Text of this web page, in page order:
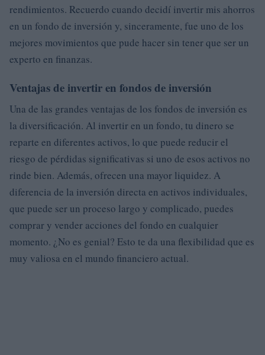
rendimientos. Recuerdo cuando decidí invertir mis ahorros
en un fondo de inversión y, sinceramente, fue uno de los
mejores movimientos que pude hacer sin tener que ser un
experto en finanzas.
Ventajas de invertir en fondos de inversión
Una de las grandes ventajas de los fondos de inversión es
la diversificación. Al invertir en un fondo, tu dinero se
reparte en diferentes activos, lo que puede reducir el
riesgo de pérdidas significativas si uno de esos activos no
rinde bien. Además, ofrecen una mayor liquidez. A
diferencia de la inversión directa en activos individuales,
que puede ser un proceso largo y complicado, puedes
comprar y vender acciones del fondo en cualquier
momento. ¿No es genial? Esto te da una flexibilidad que es
muy valiosa en el mundo financiero actual.